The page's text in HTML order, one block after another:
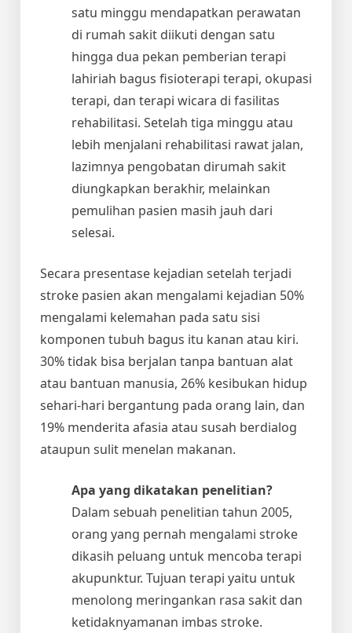
satu minggu mendapatkan perawatan
di rumah sakit diikuti dengan satu
hingga dua pekan pemberian terapi
lahiriah bagus fisioterapi terapi, okupasi
terapi, dan terapi wicara di fasilitas
rehabilitasi. Setelah tiga minggu atau
lebih menjalani rehabilitasi rawat jalan,
lazimnya pengobatan dirumah sakit
diungkapkan berakhir, melainkan
pemulihan pasien masih jauh dari
selesai.
Secara presentase kejadian setelah terjadi
stroke pasien akan mengalami kejadian 50%
mengalami kelemahan pada satu sisi
komponen tubuh bagus itu kanan atau kiri.
30% tidak bisa berjalan tanpa bantuan alat
atau bantuan manusia, 26% kesibukan hidup
sehari-hari bergantung pada orang lain, dan
19% menderita afasia atau susah berdialog
ataupun sulit menelan makanan.
Apa yang dikatakan penelitian?
Dalam sebuah penelitian tahun 2005,
orang yang pernah mengalami stroke
dikasih peluang untuk mencoba terapi
akupunktur. Tujuan terapi yaitu untuk
menolong meringankan rasa sakit dan
ketidaknyamanan imbas stroke.